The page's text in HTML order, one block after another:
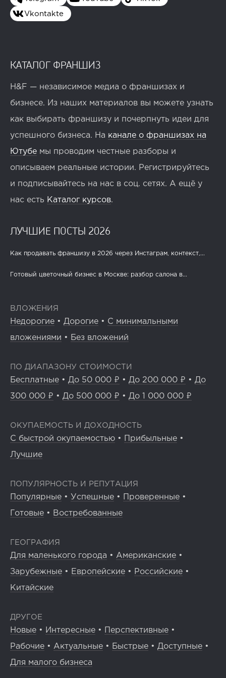
Vkontakte
КАТАЛОГ ФРАНШИЗ
H&F — независимое медиа о франшизах и
бизнесе. Из наших материалов вы можете узнать
как выбирать франшизу и почерпнуть идеи для
успешного бизнеса. На канале о франшизах на
Ютубе мы проводим честные разборы и
описываем реальные истории. Регистрируйтесь
и подписывайтесь на нас в соц. сетях. А ещё у
нас есть Каталог курсов.
ЛУЧШИЕ ПОСТЫ 2026
Как продавать франшизу в 2026 через Инстаграм, контекст,...
Готовый цветочный бизнес в Москве: разбор салона в...
ВЛОЖЕНИЯ
Недорогие • Дорогие • С минимальными
вложениями • Без вложений
ПО ДИАПАЗОНУ СТОИМОСТИ
Бесплатные • До 50 000 ₽ • До 200 000 ₽ • До
300 000 ₽ • До 500 000 ₽ • До 1 000 000 ₽
ОКУПАЕМОСТЬ И ДОХОДНОСТЬ
С быстрой окупаемостью • Прибыльные •
Лучшие
ПОПУЛЯРНОСТЬ И РЕПУТАЦИЯ
Популярные • Успешные • Проверенные •
Готовые • Востребованные
ГЕОГРАФИЯ
Для маленького города • Американские •
Зарубежные • Европейские • Российские •
Китайские
ДРУГОЕ
Новые • Интересные • Перспективные •
Рабочие • Актуальные • Быстрые • Доступные •
Для малого бизнеса